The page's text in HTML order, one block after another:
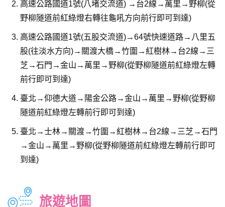
高速公路國道1號(八堵交流道) →台2線→萬里→野柳(從
野柳隧道前紅綠燈右轉往龜吼方向前行即可到達)
高速公路國道1號(五股交流道)→64號快速道路→八里五
股(往淡水方向)→關渡大橋→竹圍→紅樹林→台2線→三
芝→石門→金山→萬里→野柳(從野柳隧道前紅綠燈左轉
前行即可到達)
臺北→仰德大道→陽金公路→金山→萬里→野柳(從野柳
隧道前紅綠燈左轉前行即可到達)
臺北→士林→關渡→竹圍→紅樹林→台2線→三芝→石門
→金山→萬里→野柳(從野柳隧道前紅綠燈左轉前行即可
到達)
旅遊地圖